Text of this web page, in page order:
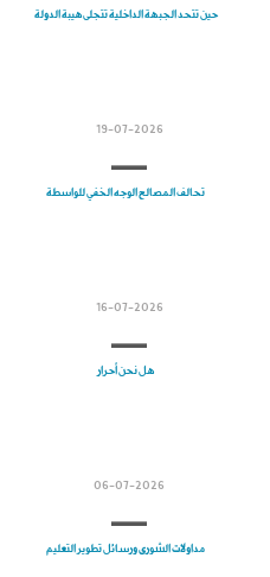
حين تتحد الجبهة الداخلية تتجلى هيبة الدولة
19-07-2026
تحالف المصالح الوجه الخفي للواسطة
16-07-2026
هل نحن أحرار
06-07-2026
مداولات الشورى ورسائل تطوير التعليم